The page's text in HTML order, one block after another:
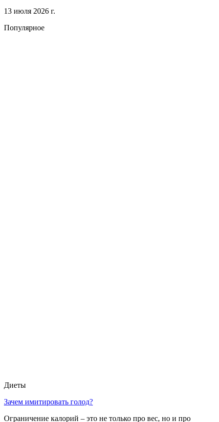
13 июля 2026 г.
Популярное
Диеты
Зачем имитировать голод?
Ограничение калорий – это не только про вес, но и про